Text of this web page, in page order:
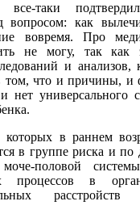
таки
вопросом: как
вовремя. Про
не могу, так как
и
том, что и причины, и
нет универсального
которых в раннем
в группе риска и по
половой
процессов в